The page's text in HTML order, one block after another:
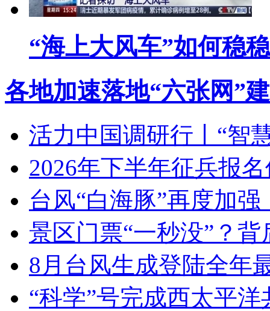
“海上大风车”如何稳
各地加速落地“六张网”
活力中国调研行丨“智
2026年下半年征兵报
台风“白海豚”再度加
景区门票“一秒没”？
8月台风生成登陆全年
“科学”号完成西太平